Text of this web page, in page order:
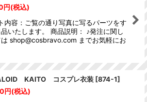
円(税込)
内容：ご覧の通り写真に写るパーツをす
いたします。 商品説明： ♪発注に関し
は shop@cosbravo.com までお気軽にお
KAITO コスプレ衣装 [874-1]
円(税込)